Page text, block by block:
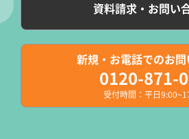
資料請求・お問い
新規・お電話でのお
0120-871-
受付時間：平日